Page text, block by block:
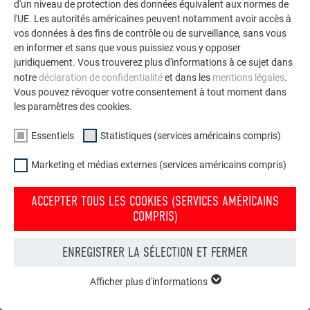
Commander gratuitement des prospectus PREFA
Toiture, façade, solaire, gouttières et protection contre les
crues – avec les produits PREFA en aluminium, votre maison
COMMANDER GRATUITEMENT
d'un niveau de protection des données équivalent aux normes de
l'UE. Les autorités américaines peuvent notamment avoir accès à
vos données à des fins de contrôle ou de surveillance, sans vous
en informer et sans que vous puissiez vous y opposer
juridiquement. Vous trouverez plus d'informations à ce sujet dans
notredéclaration de confidentialitéet dans les mentions légales.
Vous pouvez révoquer votre consentement à tout moment dans
les paramètres des cookies.
Essentiels Statistiques (services américains compris)
Marketing et médias externes (services américains compris)
ACCEPTER TOUS LES COOKIES (SERVICES AMÉRICAINS
COMPRIS)
ENREGISTRER LA SÉLECTION ET FERMER
Afficher plus d'informations